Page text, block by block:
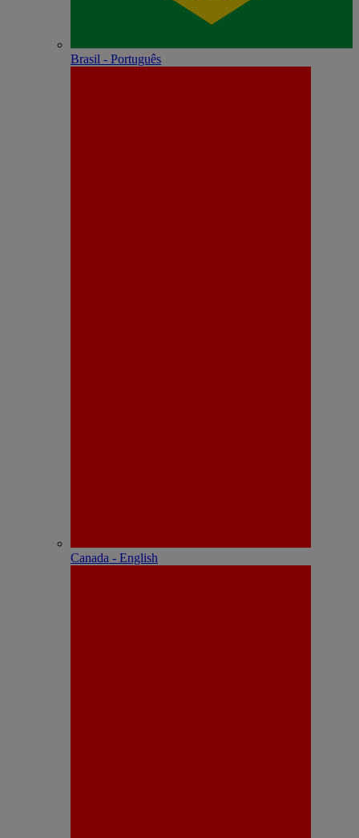
Brasil - Português
Canada - English